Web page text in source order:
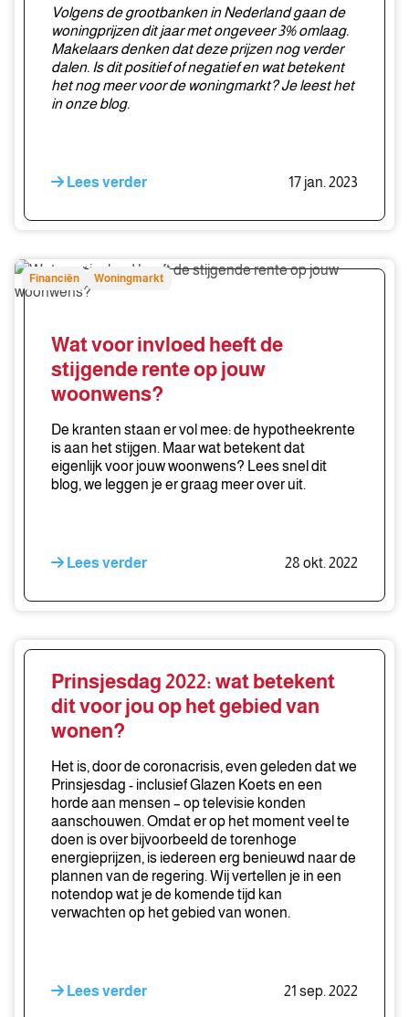
nieuws
Volgens de grootbanken in Nederland gaan de
woningprijzen dit jaar met ongeveer 3% omlaag.
Makelaars denken dat deze prijzen nog verder
dalen. Is dit positief of negatief en wat betekent
het nog meer voor de woningmarkt?Je leest het
in onze blog.
Lees verder 17 jan. 2023
Wat
voor
stijgende
woonwens?
Financiën Woningmarkt
Wat voor invloed heeft de
stijgende rente op jouw
woonwens?
De kranten staan er vol mee: de hypotheekrente
is aan het stijgen. Maar wat betekent dat
eigenlijk voor jouw woonwens? Lees snel dit
blog, we leggen je er graag meer over uit.
Lees verder 28 okt. 2022
Prinsjesdag 2022: wat betekent
dit voor jou op het gebied van
wonen?
Het is, door de coronacrisis, even geleden dat we
Prinsjesdag - inclusief Glazen Koets en een
horde aan mensen – op televisie konden
aanschouwen. Omdat er op het moment veel te
doen is over bijvoorbeeld de torenhoge
energieprijzen, is iedereen erg benieuwd naar de
plannen van de regering. Wij vertellen je in een
notendop wat je de komende tijd kan
verwachten op het gebied van wonen.
Lees verder 21 sep. 2022